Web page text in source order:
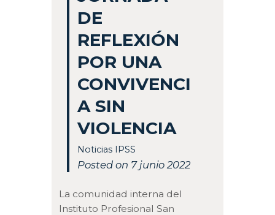
DE
REFLEXIÓN
POR UNA
CONVIVENCI
A SIN
VIOLENCIA
Noticias IPSS
Posted on 7 junio 2022
La comunidad interna del
Instituto Profesional San